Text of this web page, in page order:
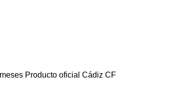
Producto oficial Cádiz CF